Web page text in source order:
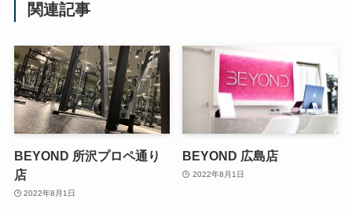
関連記事
BEYOND 所沢プロペ通り
店
2022年8月1日
BEYOND 広島店
2022年8月1日